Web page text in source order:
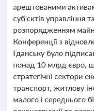
арештованими
суб'єктів управління
розпорядженням
Конференції з
Гданську було
понад 10 млрд євро,
стратегічні сектори
транспорт, житлову
малого і середнього